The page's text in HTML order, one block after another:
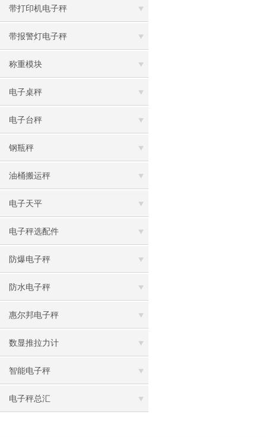
带打印机电子秤
带报警灯电子秤
称重模块
电子桌秤
电子台秤
钢瓶秤
油桶搬运秤
电子天平
电子秤选配件
防爆电子秤
防水电子秤
惠尔邦电子秤
数显推拉力计
智能电子秤
电子秤总汇